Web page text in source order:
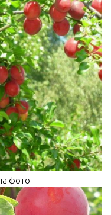
фото